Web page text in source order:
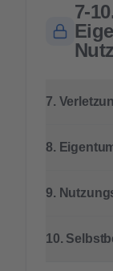
7-
7.
8.
9.
10.